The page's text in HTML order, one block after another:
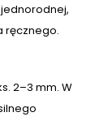
ręcznego.
2–3 mm. W